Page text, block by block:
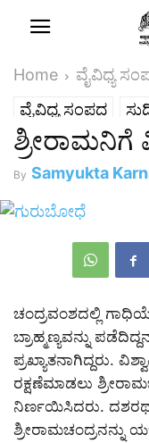
Home ವೈವಿಧ್ಯ
ವೈವಿಧ್ಯ ಸಂಪದ
ಶ್ರೀರಾಮನಿಗೆ
By Samyukta
ಚಂದ್ರವಂಶದಲ್ಲಿ
ಬ್ರಾಹ್ಮಣ್ಯವನ್ನು
ಪ್ರಖ್ಯಾತನಾಗಿದ್ದರು.
ರಕ್ಷಣೆಮಾಡಲು
ನಿರ್ಣಯಿಸಿದರು.
ಶ್ರೀರಾಮಚಂದ್ರನನ್ನು